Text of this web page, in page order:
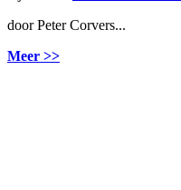
door Peter Corvers...
Meer >>